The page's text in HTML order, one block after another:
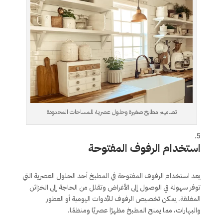
تصاميم مطابخ صغيرة وحلول عصرية للمساحات المحدودة
استخدام الرفوف المفتوحة
يعد استخدام الرفوف المفتوحة في المطبخ أحد الحلول العصرية التي
توفر سهولة في الوصول إلى الأغراض وتقلل من الحاجة إلى الخزائن
المغلقة. يمكن تخصيص الرفوف للأدوات اليومية أو العطور
والبهارات، مما يمنح المطبخ مظهرًا عصريًا ومنظمًا.